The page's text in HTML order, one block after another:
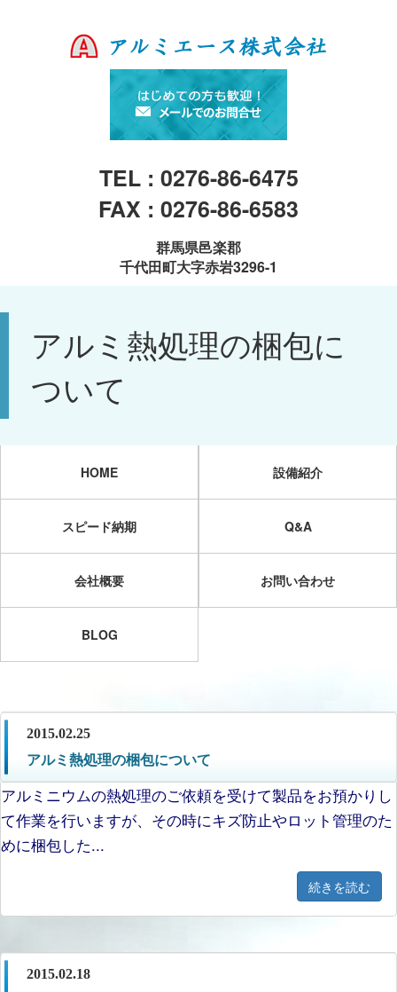
TEL : 0276-86-6475
FAX : 0276-86-6583
群馬県邑楽郡
千代田町大字赤岩3296-1
アルミ熱処理の梱包に
ついて
HOME 設備紹介
スピード納期 Q&A
会社概要 お問い合わせ
BLOG
2015.02.25
アルミ熱処理の梱包について
アルミニウムの熱処理のご依頼を受けて製品をお預かりし
て作業を行いますが、その時にキズ防止やロット管理のた
めに梱包した...
続きを読む
2015.02.18